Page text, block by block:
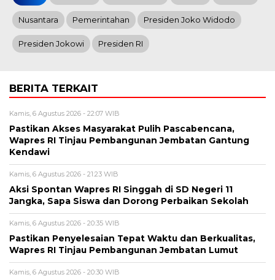
Nusantara Pemerintahan Presiden Joko Widodo
Presiden Jokowi Presiden RI
BERITA TERKAIT
Kamis, 6 Agustus 2026 - 22:07 WIB
Pastikan Akses Masyarakat Pulih Pascabencana,
Wapres RI Tinjau Pembangunan Jembatan Gantung
Kendawi
Kamis, 6 Agustus 2026 - 21:23 WIB
Aksi Spontan Wapres RI Singgah di SD Negeri 11
Jangka, Sapa Siswa dan Dorong Perbaikan Sekolah
Kamis, 6 Agustus 2026 - 20:35 WIB
Pastikan Penyelesaian Tepat Waktu dan Berkualitas,
Wapres RI Tinjau Pembangunan Jembatan Lumut
Kamis, 6 Agustus 2026 - 20:30 WIB